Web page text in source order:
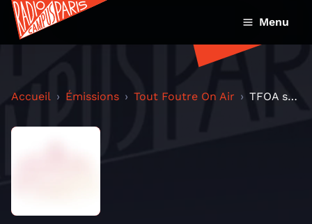
Menu
Accueil Émissions Tout Foutre On Air TFOA spéciale Pitchfork Music Festival Paris 2016